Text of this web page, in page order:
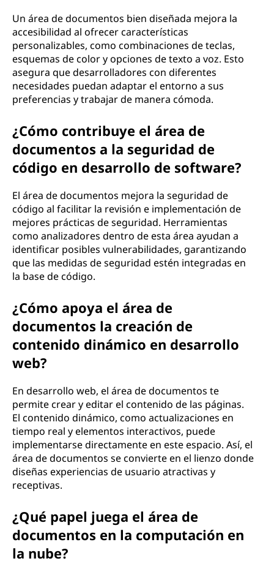
Un área de documentos bien diseñada mejora la
accesibilidad al ofrecer características
personalizables, como combinaciones de teclas,
esquemas de color y opciones de texto a voz. Esto
asegura que desarrolladores con diferentes
necesidades puedan adaptar el entorno a sus
preferencias y trabajar de manera cómoda.
¿Cómo contribuye el área de
documentos a la seguridad de
código en desarrollo de software?
El área de documentos mejora la seguridad de
código al facilitar la revisión e implementación de
mejores prácticas de seguridad. Herramientas
como analizadores dentro de esta área ayudan a
identificar posibles vulnerabilidades, garantizando
que las medidas de seguridad estén integradas en
la base de código.
¿Cómo apoya el área de
documentos la creación de
contenido dinámico en desarrollo
web?
En desarrollo web, el área de documentos te
permite crear y editar el contenido de las páginas.
El contenido dinámico, como actualizaciones en
tiempo real y elementos interactivos, puede
implementarse directamente en este espacio. Así, el
área de documentos se convierte en el lienzo donde
diseñas experiencias de usuario atractivas y
receptivas.
¿Qué papel juega el área de
documentos en la computación en
la nube?